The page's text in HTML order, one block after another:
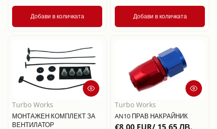
Добави в количката Добави в количката
Turbo Works
МОНТАЖЕН КОМПЛЕКТ ЗА
ВЕНТИЛАТОР
Turbo Works
AN10 ПРАВ НАКРАЙНИК